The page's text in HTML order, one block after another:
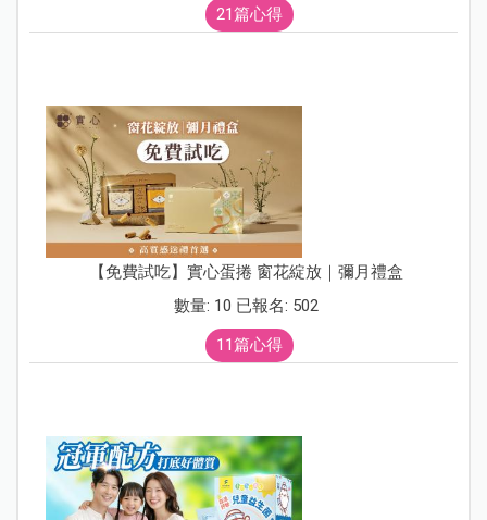
21篇心得
【免費試吃】實心蛋捲 窗花綻放｜彌月禮盒
數量: 10 已報名: 502
11篇心得